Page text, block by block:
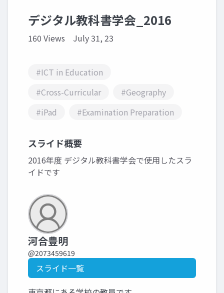
デジタル教科書学会_2016
160 Views July 31, 23
#ICT in Education
#Cross-Curricular
#Geography
#iPad
#Examination Preparation
スライド概要
2016年度 デジタル教科書学会で使用したスラ
イドです
河合豊明
@2073459619
スライド一覧